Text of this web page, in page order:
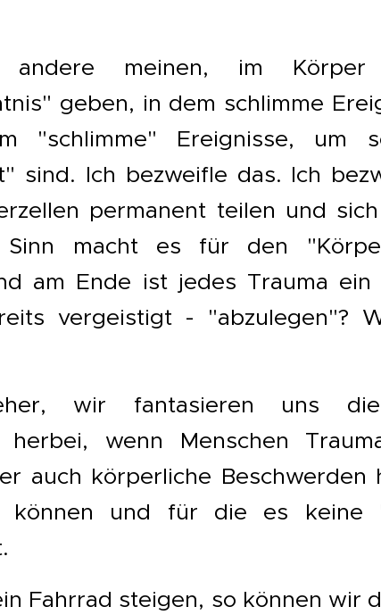
andere meinen, im
geben, in dem schlimme
"schlimme" Ereignisse, um
sind. Ich bezweifle das. Ich
permanent teilen und
Sinn macht es für den
am Ende ist jedes Trauma ein
vergeistigt - "abzulegen"?
wir fantasieren uns
herbei, wenn Menschen
auch körperliche Beschwerden
können und für die es keine
Fahrrad steigen, so können wir